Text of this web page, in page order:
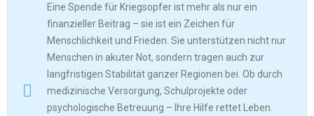
Eine Spende für Kriegsopfer ist mehr als nur ein
finanzieller Beitrag – sie ist ein Zeichen für
Menschlichkeit und Frieden. Sie unterstützen nicht nur
Menschen in akuter Not, sondern tragen auch zur
langfristigen Stabilität ganzer Regionen bei. Ob durch
medizinische Versorgung, Schulprojekte oder
psychologische Betreuung – Ihre Hilfe rettet Leben.